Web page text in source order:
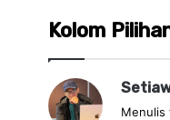
Kolom
Menulis